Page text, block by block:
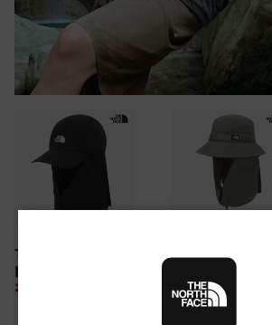
TNF LIGHT SHIELD
EX CAP
28%
CAMP WEBBING
SHIELD HAT
67,500 원
10%
여름 탈출 원정대
뉴질랜드 & 제주도 여행권 증정 찬스